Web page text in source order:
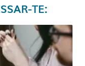
TE: